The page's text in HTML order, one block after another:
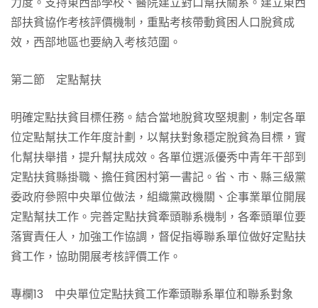
部扶貧協作考核評價機制，重點考核帶動貧困人口脫貧成
效，西部地區也要納入考核范圍。
第二節 定點幫扶
明確定點扶貧目標任務。結合當地脫貧攻堅規劃，制定各單
位定點幫扶工作年度計劃，以幫扶對象穩定脫貧為目標，實
化幫扶舉措，提升幫扶成效。各單位選派優秀中青年干部到
定點扶貧縣掛職、擔任貧困村第一書記。省、市、縣三級黨
委政府參照中央單位做法，組織黨政機關、企事業單位開展
定點幫扶工作。完善定點扶貧牽頭聯系機制，各牽頭單位要
落實責任人，加強工作協調，督促指導聯系單位做好定點扶
貧工作，協助開展考核評價工作。
專欄13 中央單位定點扶貧工作牽頭聯系單位和聯系對象